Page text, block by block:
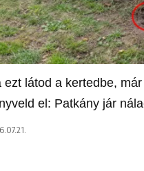
ezt látod a kertedbe,
el: Patkány jár